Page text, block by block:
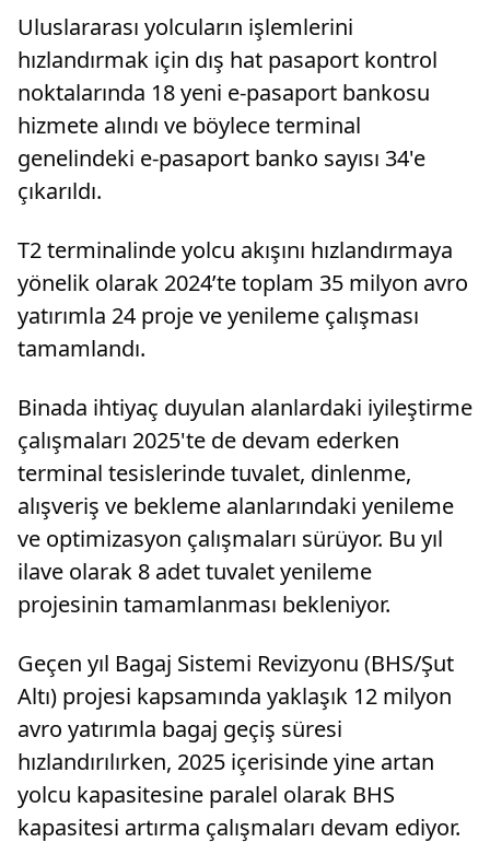
sürücüsü Ç.A....
Uluslararası yolcuların işlemlerini
hızlandırmak için dış hat pasaport kontrol
noktalarında 18 yeni e-pasaport bankosu
hizmete alındı ve böylece terminal
genelindeki e-pasaport banko sayısı 34'e
çıkarıldı.
T2 terminalinde yolcu akışını hızlandırmaya
yönelik olarak 2024’te toplam 35 milyon avro
yatırımla 24 proje ve yenileme çalışması
tamamlandı.
Binada ihtiyaç duyulan alanlardaki iyileştirme
çalışmaları 2025'te de devam ederken
terminal tesislerinde tuvalet, dinlenme,
alışveriş ve bekleme alanlarındaki yenileme
ve optimizasyon çalışmaları sürüyor. Bu yıl
ilave olarak 8 adet tuvalet yenileme
projesinin tamamlanması bekleniyor.
Geçen yıl Bagaj Sistemi Revizyonu (BHS/Şut
Altı) projesi kapsamında yaklaşık 12 milyon
avro yatırımla bagaj geçiş süresi
hızlandırılırken, 2025 içerisinde yine artan
yolcu kapasitesine paralel olarak BHS
kapasitesi artırma çalışmaları devam ediyor.